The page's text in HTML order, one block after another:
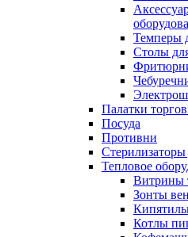
Темперы
Столы
Палатки
Посуда
Противни
Тепловое
Витрины
Зонты
Котлы